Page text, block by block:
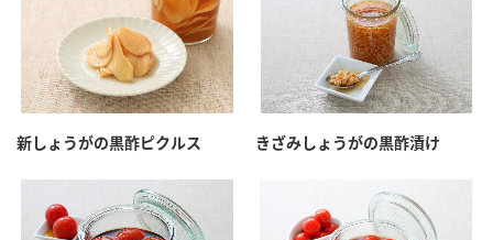
新しょうがの黒酢ピクルス きざみしょうがの黒酢漬け